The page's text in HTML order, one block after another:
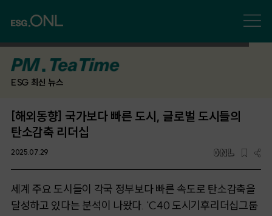
ESG 최신 뉴스
[해외동향] 국가보다 빠른 도시, 글로벌 도시들의
탄소감축 리더십
2025.07.29
세계 주요 도시들이 각국 정부보다 빠른 속도로 탄소감축을
달성하고 있다는 분석이 나왔다. 'C40 도시기후리더십그룹